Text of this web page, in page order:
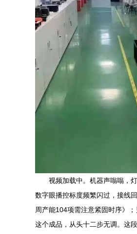
视频加载中。机器声嗡嗡，
数字眼播控标度频繁闪过，接线
周产能104项需注意紧固时序》
这个成品，从头十二步无调。这